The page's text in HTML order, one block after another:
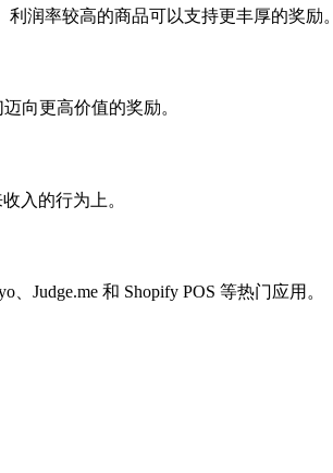
润率较高的商品可以支持更丰厚的奖励。
向更高价值的奖励。
入的行为上。
Judge.me 和 Shopify POS 等热门应用。